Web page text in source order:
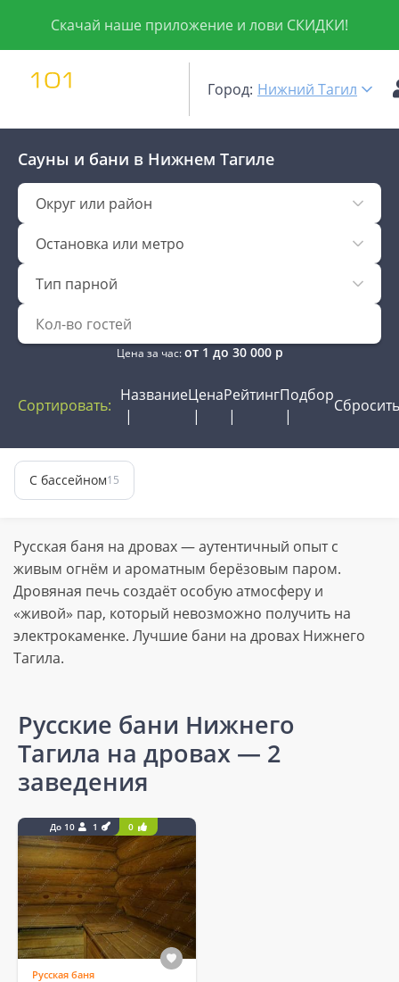
Скачай наше приложение и лови СКИДКИ!
Город: Нижний Тагил
Сауны и бани в Нижнем Тагиле
Округ или район
Остановка или метро
Тип парной
Цена за час:от 1 до 30 000р
Сортировать:
НазваниеЦенаРейтингПодбор
Сбросить
С бассейном15
Русская баня на дровах — аутентичный опыт с
живым огнём и ароматным берёзовым паром.
Дровяная печь создаёт особую атмосферу и
«живой» пар, который невозможно получить на
электрокаменке. Лучшие бани на дровах Нижнего
Тагила.
Русские бани Нижнего
Тагила на дровах — 2
заведения
До 10 1 0
Русская баня